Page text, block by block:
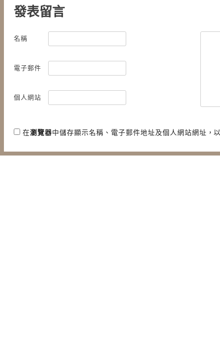
發表留言
名稱
電子郵件
個人網站
在瀏覽器中儲存顯示名稱、電子郵件地址及個人網站網址，